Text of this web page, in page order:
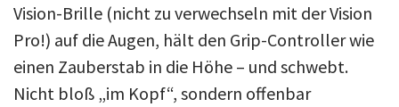
Vision-Brille (nicht zu verwechseln mit der Vision
Pro!) auf die Augen, hält den Grip-Controller wie
einen Zauberstab in die Höhe – und schwebt.
Nicht bloß „im Kopf“, sondern offenbar